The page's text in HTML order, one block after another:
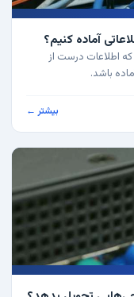
آماده کنیم؟
اطلاعات درست از
باشد.
بیشتر ←